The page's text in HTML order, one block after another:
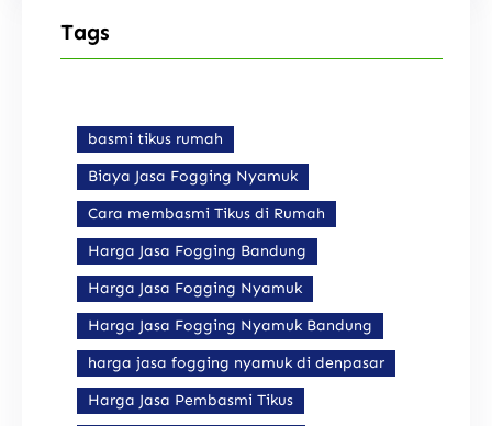
Tags
basmi tikus rumah
Biaya Jasa Fogging Nyamuk
Cara membasmi Tikus di Rumah
Harga Jasa Fogging Bandung
Harga Jasa Fogging Nyamuk
Harga Jasa Fogging Nyamuk Bandung
harga jasa fogging nyamuk di denpasar
Harga Jasa Pembasmi Tikus